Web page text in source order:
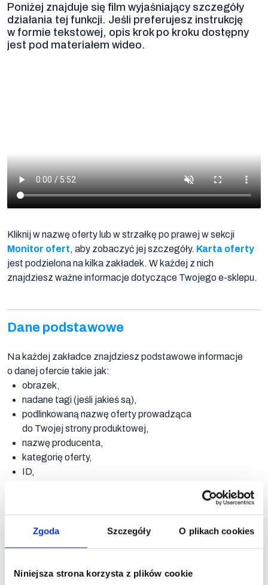
Zgoda Szczegóły O plikach cookies
Niniejsza strona korzysta z plików cookie
Poniżej znajduje się film wyjaśniający szczegóły
działania tej funkcji. Jeśli preferujesz instrukcję
w formie tekstowej, opis krok po kroku dostępny
jest pod materiałem wideo.
Kartę
oferty
Kliknij w nazwę oferty lub w strzałkę po prawej w sekcji
Monitor ofert, aby zobaczyć jej szczegóły. Karta oferty
jest podzielona na kilka zakładek. W każdej z nich
znajdziesz ważne informacje dotyczące Twojego e-sklepu.
Dane
Dane podstawowe
Na każdej zakładce znajdziesz podstawowe informacje
o danej ofercie takie jak:
obrazek,
nadane tagi (jeśli jakieś są),
podlinkowaną nazwę oferty prowadząca
do Twojej strony produktowej,
nazwę producenta,
kategorię oferty,
ID,
SKU.
Funkcje
Karty
Funkcje Karty oferty